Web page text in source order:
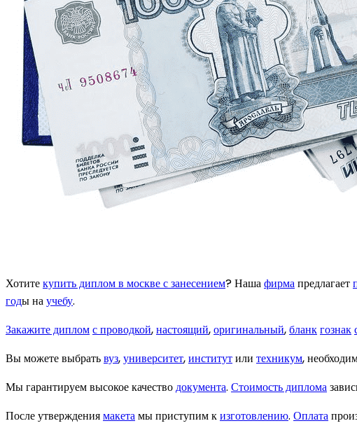
Хотитекупить диплом в москве с занесением? Нашафирмапредлагает
годы научебу.
Закажите дипломс проводкой,настоящий,оригинальный,бланкгознак
Вы можете выбратьвуз,университет,институтили техникум,
Мы гарантируем высокое качестводокумента. Стоимость диплома
После утверждениямакетамы приступим кизготовлению. Оплата